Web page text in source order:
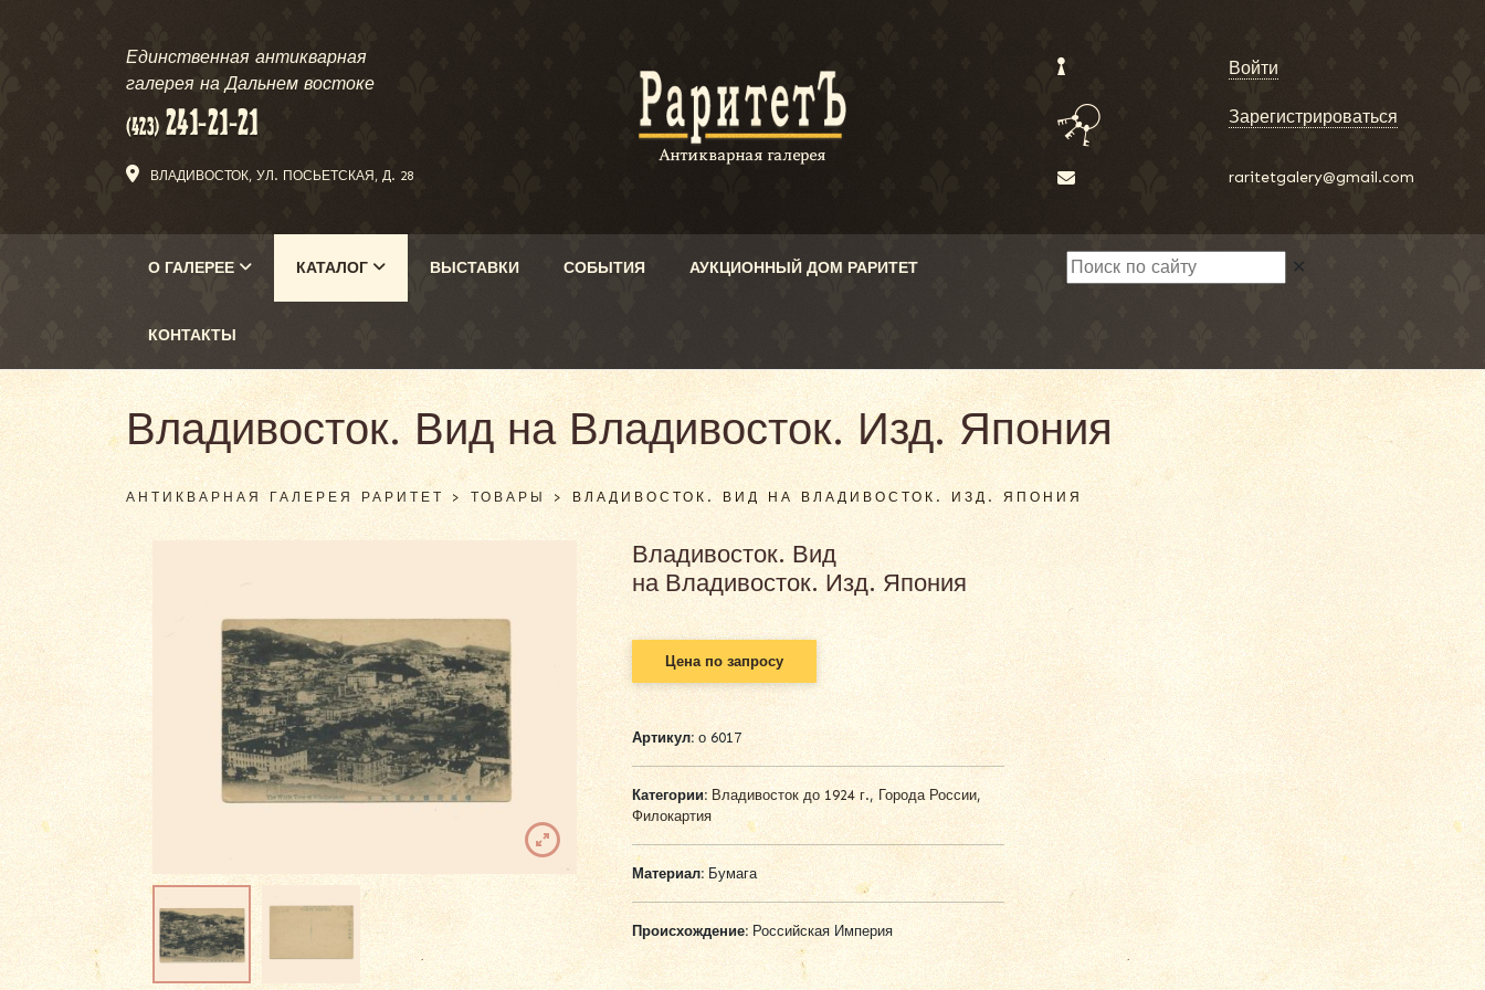
Единственная антикварная
галерея на Дальнем востоке
ВЛАДИВОСТОК, УЛ. ПОСЬЕТСКАЯ, Д. 28
Войти
Зарегистрироваться
raritetgalery@gmail.com
О ГАЛЕРЕЕ КАТАЛОГ ВЫСТАВКИ СОБЫТИЯ АУКЦИОННЫЙ ДОМ РАРИТЕТ
КОНТАКТЫ
✕
Владивосток. Вид на Владивосток. Изд. Япония
АНТИКВАРНАЯ ГАЛЕРЕЯ РАРИТЕТ >ТОВАРЫ> ВЛАДИВОСТОК. ВИД НА ВЛАДИВОСТОК. ИЗД. ЯПОНИЯ
Владивосток. Вид
на Владивосток. Изд. Япония
Цена по запросу
Артикул:о 6017
Категории: Владивосток до 1924 г., Города России,
Филокартия
Материал:Бумага
Происхождение:Российская Империя